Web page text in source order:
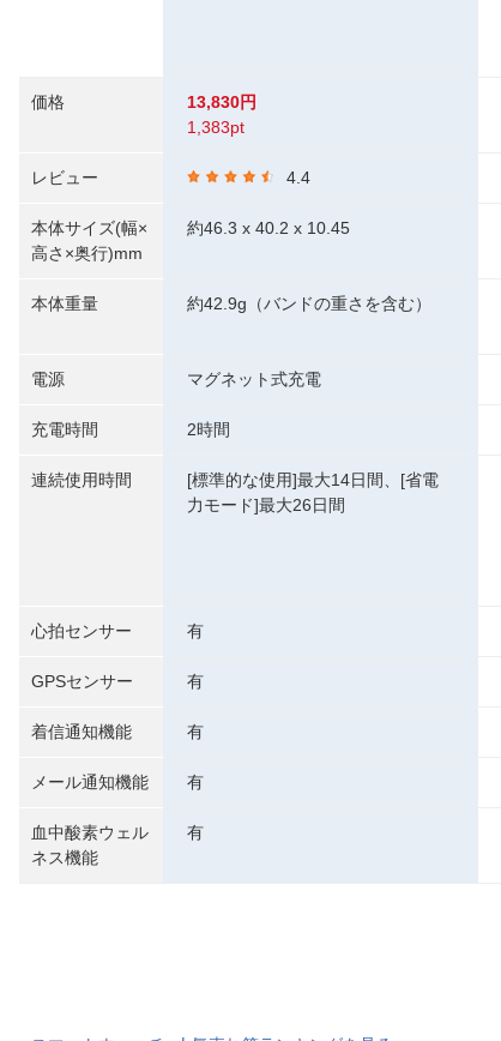
価格
レビュー
本体サイズ(幅×
高さ×奥行)mm
本体重量
電源
充電時間
連続使用時間
心拍センサー
GPSセンサー
着信通知機能
メール通知機能
血中酸素ウェル
ネス機能
13,830円
1,383pt
4.4
約46.3 x 40.2 x 10.45
約42.9g（バンドの重さを含む）
マグネット式充電
2時間
[標準的な使用]最大14日間、[省電
力モード]最大26日間
有
有
有
有
有